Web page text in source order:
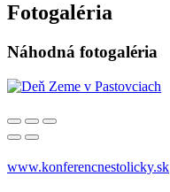
Fotogaléria
Náhodná fotogaléria
www.konferencnestolicky.sk